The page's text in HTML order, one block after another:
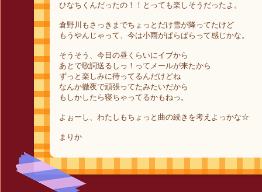
ひなちくんだったの！！とっても楽しそうだったよ。
倉野川もさっきまでちょっとだけ雪が降ってたけど
もうやんじゃって、今は小雨がぱらぱらって感じかな。
そうそう、今日の昼くらいにイブから
あとで歌詞送るしっ！ってメールが来たから
ずっと楽しみに待ってるんだけどね
なんか徹夜で頑張ってたみたいだから
もしかしたら寝ちゃってるかもねっ。
よぉーし、わたしもちょっと曲の続きを考えよっかな☆
まりか